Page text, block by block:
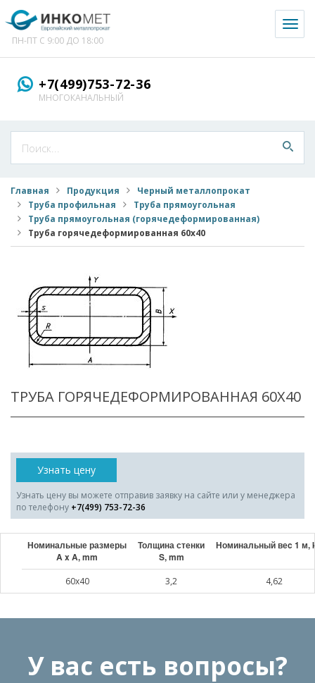
ПН-ПТ С 9:00 ДО 18:00
+7(499)753-72-36
МНОГОКАНАЛЬНЫЙ
Главная Продукция
Черный металлопрокат
Труба профильная
Труба прямоугольная
Труба прямоугольная (горячедеформированная)
Труба горячедеформированная 60x40
ТРУБА ГОРЯЧЕДЕФОРМИРОВАННАЯ 60X40
Узнать цену
Узнать цену вы можете отправив заявку на сайте или у менеджера
по телефону +7(499) 753-72-36
Номинальные размеры
A x A, mm
Толщина стенки
S, mm
Номинальный веc 1 м,
60x40 3,2 4,62
У вас есть вопросы?